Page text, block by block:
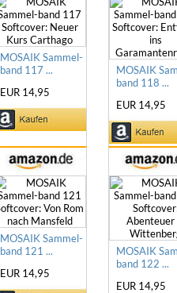
MOSAIK Sammel-
band 117 ...
EUR 14,95
MOSAIK
band 118 ...
EUR 14,95
MOSAIK Sammel-
band 121 ...
EUR 14,95
MOSAIK
band 122 ...
EUR 14,95